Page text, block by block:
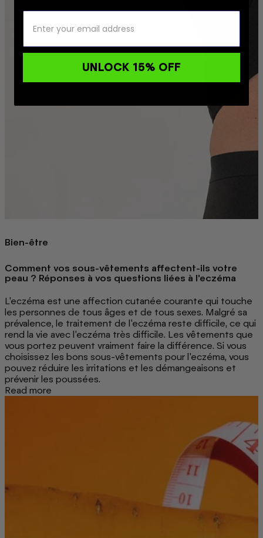
Bien-être
Comment vos sous-vêtements affectent-ils votre
peau ? Réponses à vos questions liées à l'eczéma
L'eczéma est une affection cutanée courante qui touche
les personnes de tous âges et de tous sexes. Malgré sa
prévalence, le traitement de l'eczéma reste difficile, ce qui
rend la vie avec l'eczéma très difficile. Les vêtements que
vous portez peuvent vraiment faire la différence. Si vous
choisissez les bons sous-vêtements pour l'eczéma, vous
pouvez réduire les irritations et les démangeaisons et
prévenir les poussées.
Read more
UNLOCK 15% OFF